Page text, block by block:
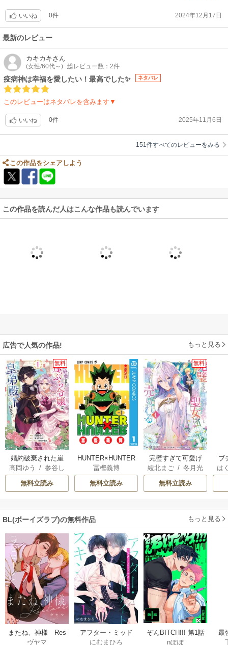
いいね 0件 2024年12月17日
最新のレビュー
カキカキさん
(女性/60代～) 総レビュー数：2件
疫病神は幸福を愛したい！最高でした✨ ネタバレ
このレビューはネタバレを含みます▼
いいね 0件 2025年11月6日
151件すべてのレビューをみる
この作品をシェアしよう
この作品を読んだ人はこんな作品も読んでいます
広告で人気の作品! もっと見る
無料
婚約破棄された崖
っぷち令嬢は、帝
国の皇弟殿下と結
ばれる
高岡ゆう /参谷し
のぶ/雲屋ゆきお
無料立読み
HUNTER×HUNTER
モノクロ版
冨樫義博
無料立読み
無料
完璧すぎて可愛げ
がないと婚約破棄
された聖女は隣国
に売られる
綾北まご /冬月光
輝/昌未
無料立読み
ブ
復
は
BL(ボーイズラブ)の無料作品 もっと見る
またね、神様 Res
tart［ばら売り］
ヴヤマ
アフター・ミッド
ナイト・スキン
にむまひろ
ぞんBITCH!!! 第1話
nぽぽ
最